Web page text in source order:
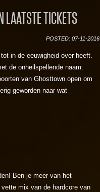
LAATSTE TICKETS
POSTED: 07-11-2016
in de eeuwigheid over heeft.
de onheilspellende naam:
van Ghosttown open om
geworden naar wat
Ben je meer van het
mix van de hardcore van